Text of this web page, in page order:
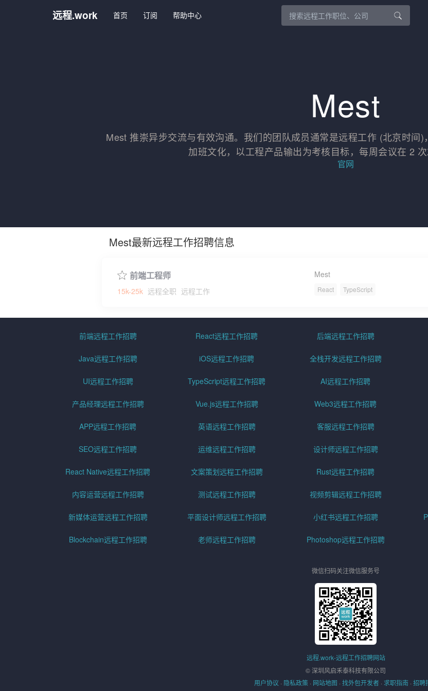
远程.work 首页 订阅 帮助中心
Mest
Mest 推崇异步交流与有效沟通。我们的团队成员通常是远程工作 (北京时间
加班文化，以工程产品输出为考核目标，每周会议在 2 次
官网
Mest最新远程工作招聘信息
前端工程师
15k-25k 远程全职 远程工作
Mest
React TypeScript
前端远程工作招聘 React远程工作招聘 后端远程工作招聘
Java远程工作招聘 iOS远程工作招聘 全栈开发远程工作招聘
UI远程工作招聘 TypeScript远程工作招聘 AI远程工作招聘
产品经理远程工作招聘 Vue.js远程工作招聘 Web3远程工作招聘
APP远程工作招聘 英语远程工作招聘 客服远程工作招聘
SEO远程工作招聘 运维远程工作招聘 设计师远程工作招聘
React Native远程工作招聘 文案策划远程工作招聘 Rust远程工作招聘
内容运营远程工作招聘 测试远程工作招聘 视频剪辑远程工作招聘
新媒体运营远程工作招聘 平面设计师远程工作招聘 小红书远程工作招聘
Blockchain远程工作招聘 老师远程工作招聘 Photoshop远程工作招聘
微信扫码关注微信服务号
远程.work-远程工作招聘网站
© 深圳风启禾泰科技有限公司
用户协议 · 隐私政策 · 网站地图 · 找外包开发者 · 求职指南 · 招聘